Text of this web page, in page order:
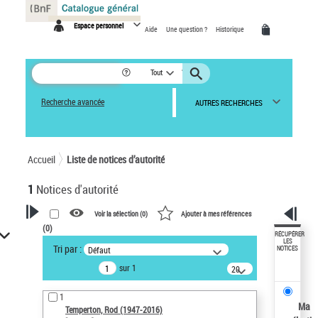
Espace personnel Aide Une question ? Historique
Tout
Recherche avancée AUTRES RECHERCHES
Accueil Liste de notices d’autorité
1 Notices d'autorité
VOTRE RECHERCHE
Recherche avancée dans les
notices d’autorité
Œuvres liées à l'auteur :
Temperton, Rod (1947-2016)
Voir la sélection (0) Ajouter à mes références
(0)
Tri par : Défaut
sur 1
20
résultats/page
1
Temperton, Rod (1947-2016)
RÉCUPÉRER
LES
NOTICES
Ma
Panneau de gestion des cookies